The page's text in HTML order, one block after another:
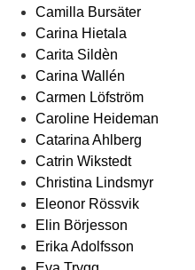
Camilla Bursäter
Carina Hietala
Carita Sildèn
Carina Wallén
Carmen Löfström
Caroline Heideman
Catarina Ahlberg
Catrin Wikstedt
Christina Lindsmyr
Eleonor Rössvik
Elin Börjesson
Erika Adolfsson